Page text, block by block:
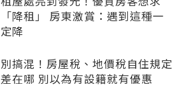
「降租」 房東激賞：遇到這種一
定降
別搞混！房屋稅、地價稅自住規定
差在哪 別以為有設籍就有優惠